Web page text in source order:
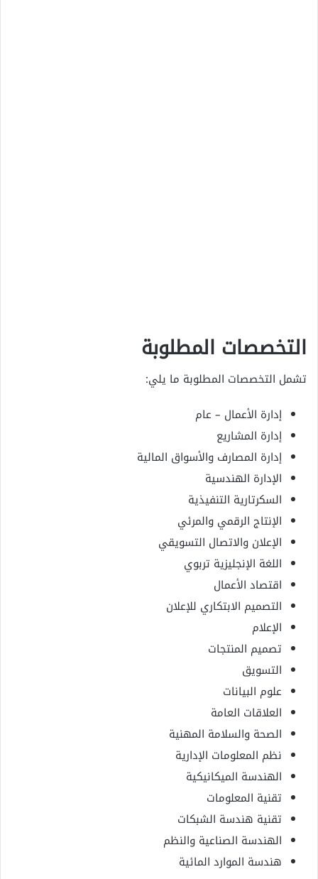
التخصصات المطلوبة
تشمل التخصصات المطلوبة ما يلي:
إدارة الأعمال – عام
إدارة المشاريع
إدارة المصارف والأسواق المالية
الإدارة الهندسية
السكرتارية التنفيذية
الإنتاج الرقمي والمرئي
الإعلان والاتصال التسويقي
اللغة الإنجليزية تربوي
اقتصاد الأعمال
التصميم الابتكاري للإعلان
الإعلام
تصميم المنتجات
التسويق
علوم البيانات
العلاقات العامة
الصحة والسلامة المهنية
نظم المعلومات الإدارية
الهندسة الميكانيكية
تقنية المعلومات
تقنية هندسة الشبكات
الهندسة الصناعية والنظم
هندسة الموارد المائية